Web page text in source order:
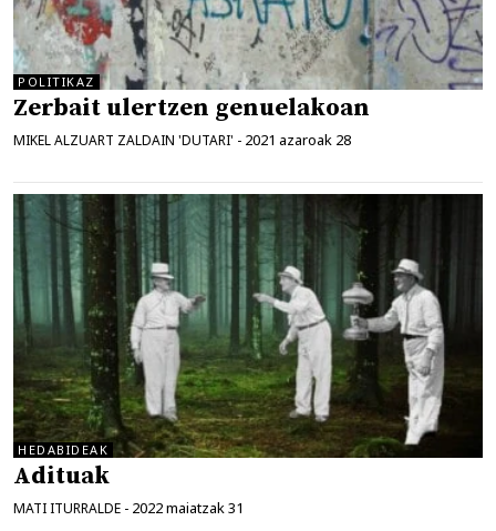
POLITIKAZ
Zerbait ulertzen genuelakoan
MIKEL ALZUART ZALDAIN 'DUTARI' - 2021 azaroak 28
HEDABIDEAK
Adituak
MATI ITURRALDE - 2022 maiatzak 31